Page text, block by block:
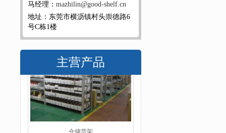
马经理： mazhilin@good-shelf.cn
地址：东莞市横沥镇村头崇德路6
号C栋1楼
主营产品